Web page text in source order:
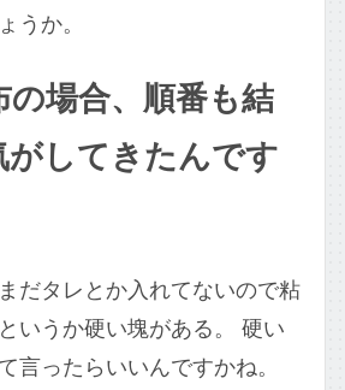
うか。
の場合、順番も結
がしてきたんです
だタレとか入れてないので粘
いうか硬い塊がある。 硬い
言ったらいいんですかね。